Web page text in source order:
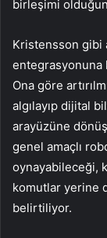
birleşimi
Kristensson gibi
entegrasyonuna
Ona göre
algılayıp dijital
arayüzüne
genel amaçlı
oynayabileceği,
komutlar yerine
belirtiliyor.